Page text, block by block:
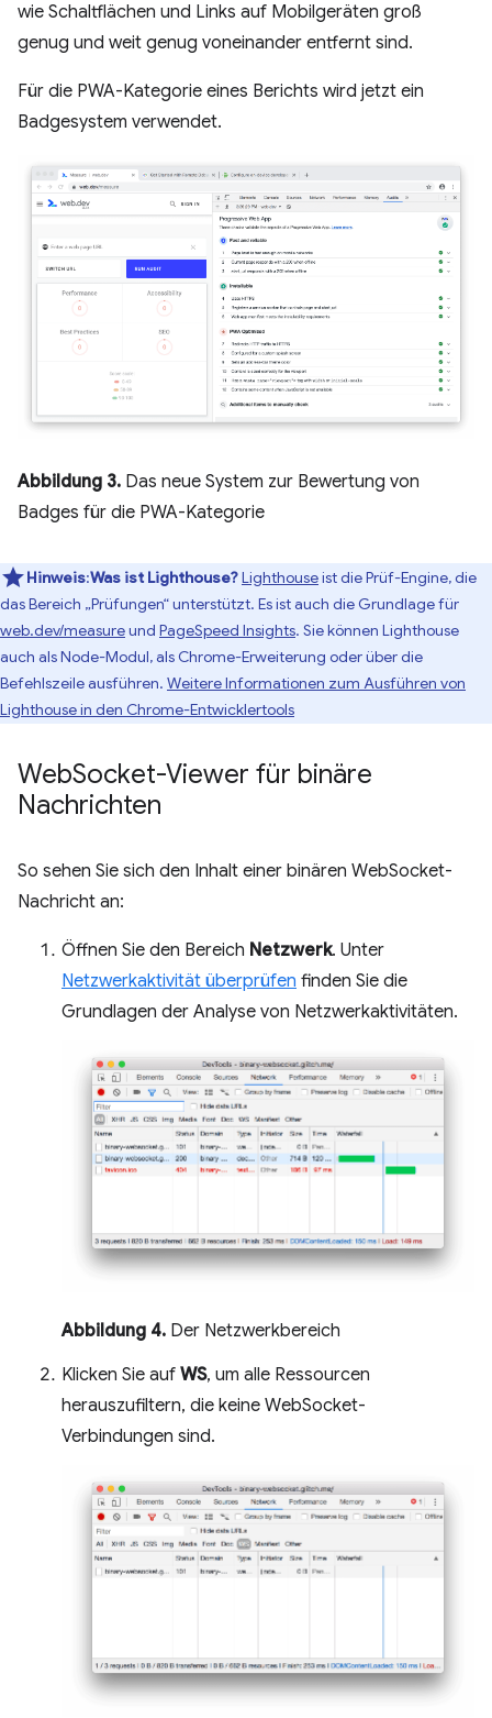
wie Schaltflächen und Links auf Mobilgeräten groß
genug und weit genug voneinander entfernt sind.
Für die PWA-Kategorie eines Berichts wird jetzt ein
Badgesystem verwendet.
Abbildung 3. Das neue System zur Bewertung von
Badges für die PWA-Kategorie
Hinweis:Was ist Lighthouse?Lighthouseist die Prüf-Engine, die
das Bereich „Prüfungen“ unterstützt. Es ist auch die Grundlage für
web.dev/measureund PageSpeed Insights. Sie können Lighthouse
auch als Node-Modul, als Chrome-Erweiterung oder über die
Befehlszeile ausführen. Weitere Informationen zum Ausführen von
Lighthouse in den Chrome-Entwicklertools
WebSocket-Viewer für binäre
Nachrichten
So sehen Sie sich den Inhalt einer binären WebSocket-
Nachricht an:
Öffnen Sie den Bereich Netzwerk. Unter
Netzwerkaktivität überprüfen finden Sie die
Grundlagen der Analyse von Netzwerkaktivitäten.
Abbildung 4. Der Netzwerkbereich
Klicken Sie auf WS, um alle Ressourcen
herauszufiltern, die keine WebSocket-
Verbindungen sind.